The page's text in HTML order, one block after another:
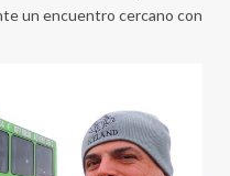
un encuentro cercano con